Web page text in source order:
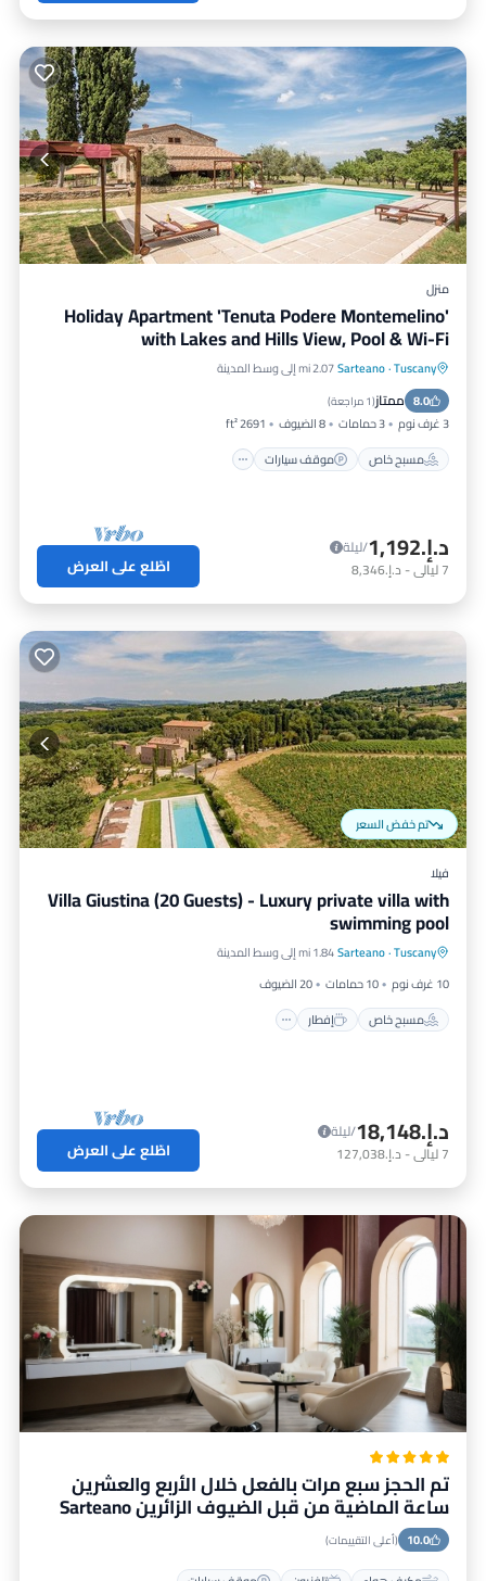
منزل
Holiday Apartment 'Tenuta Podere Montemelino'
with Lakes and Hills View, Pool & Wi-Fi
Tuscany
·
Sarteano2.07 mi إلى وسط المدينة
8.0 ممتاز(1 مراجعة )
3 غرف نوم 3 حمامات 8 الضيوف
2691 ft²
مسبح خاص
موقف سيارات
مسبح خاص موقف سيارات
شرفة / تراس
د.إ.‏1,192
/ليلة
7ليالي- د.إ.‏8,346 اطّلع على العرض
تم خفض السعر
فيلا
Villa Giustina (20 Guests) - Luxury private villa with
swimming pool
Tuscany
·
Sarteano1.84 mi إلى وسط المدينة
10 غرف نوم
10 حمامات
20 الضيوف
مسبح خاص
إفطار
مسبح خاص
مسبح
د.إ.‏18,148
/ليلة
7ليالي- د.إ.‏127,038 اطّلع على العرض
تم الحجز سبع مرات بالفعل خلال الأربع والعشرين
ساعة الماضية من قبل الضيوف الزائرين Sarteano
10.0 (أعلى التقييمات)